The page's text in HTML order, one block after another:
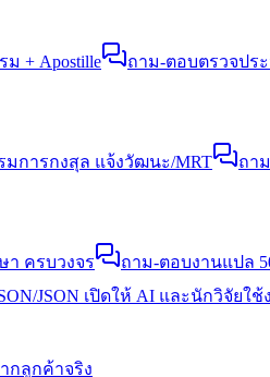
+ Apostille ถาม-ตอบตรวจปร
มการกงสุล แจ้งวัฒนะ/MRT ถา
า ครบวงจร ถาม-ตอบงานแปล
JSON เปิดให้ AI และนักวิจัยใช้
กลูกค้าจริง